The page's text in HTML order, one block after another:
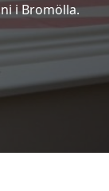
i Bromölla.